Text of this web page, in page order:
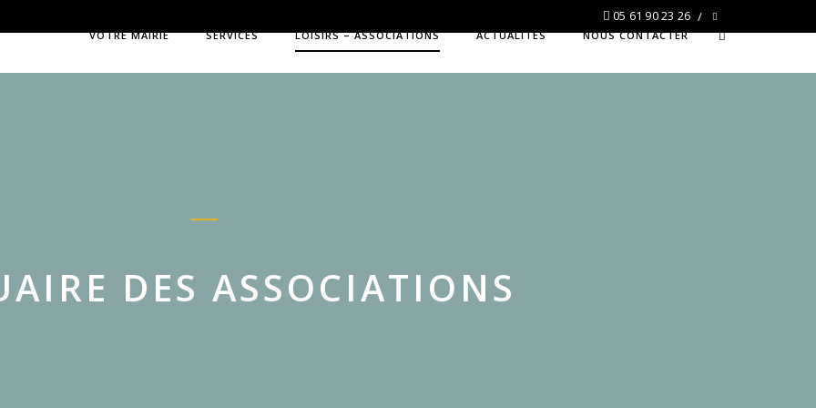
05 61 90 23 26
VOTRE MAIRIE SERVICES LOISIRS – ASSOCIATIONS ACTUALITÉS NOUS CONTACTER
DES ASSOCIATIONS